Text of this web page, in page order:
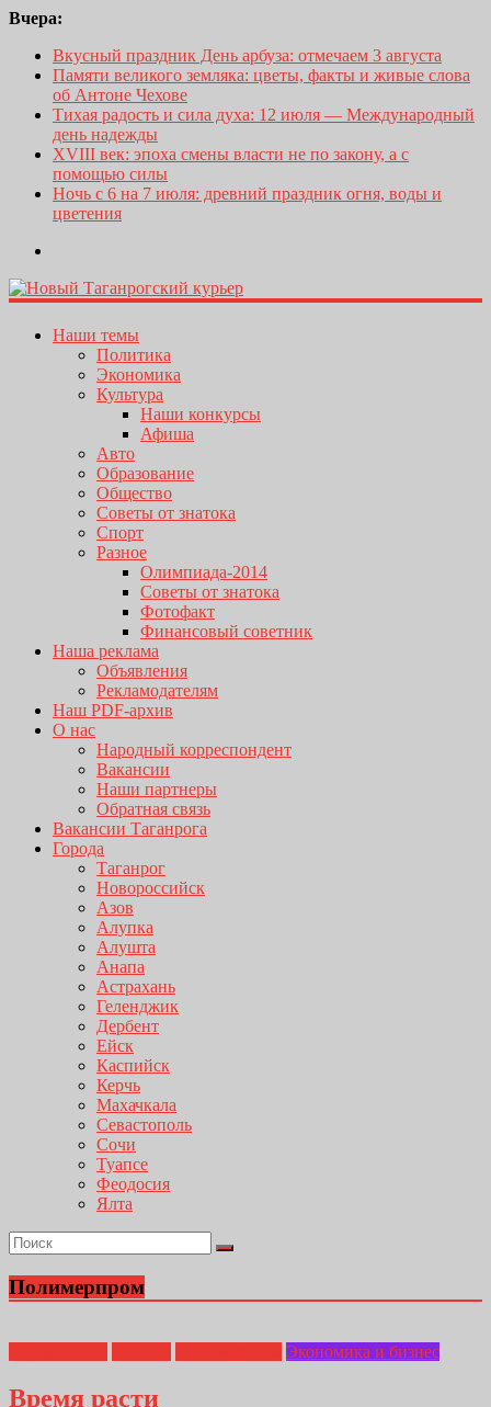
Вчера:
Вкусный праздник День арбуза: отмечаем 3 августа
Памяти великого земляка: цветы, факты и живые слова
об Антоне Чехове
Тихая радость и сила духа: 12 июля — Международный
день надежды
XVIII век: эпоха смены власти не по закону, а с
помощью силы
Ночь с 6 на 7 июля: древний праздник огня, воды и
цветения
Наши темы
Политика
Экономика
Культура
Наши конкурсы
Афиша
Авто
Образование
Общество
Советы от знатока
Спорт
Разное
Олимпиада-2014
Советы от знатока
Фотофакт
Финансовый советник
Наша реклама
Объявления
Рекламодателям
Наш PDF-архив
О нас
Народный корреспондент
Вакансии
Наши партнеры
Обратная связь
Вакансии Таганрога
Города
Таганрог
Новороссийск
Азов
Алупка
Алушта
Анапа
Астрахань
Геленджик
Дербент
Ейск
Каспийск
Керчь
Махачкала
Севастополь
Сочи
Туапсе
Феодосия
Ялта
Полимерпром
Экономика и бизнес
Время расти